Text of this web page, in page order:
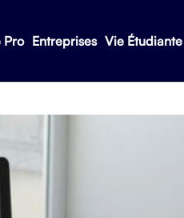
Pro Entreprises Vie Étudiante